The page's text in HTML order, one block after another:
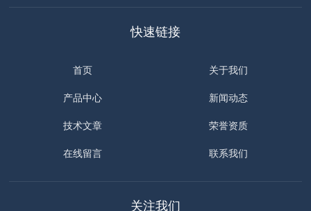
快速链接
首页 关于我们
产品中心 新闻动态
技术文章 荣誉资质
在线留言 联系我们
关注我们